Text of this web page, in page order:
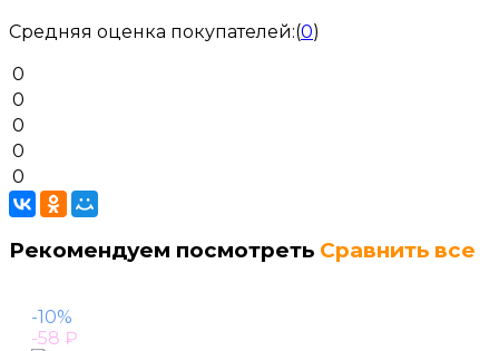
Средняя оценка покупателей:(0)
0
0
0
0
0
Рекомендуем посмотреть Сравнить все
-10%
-58 ₽